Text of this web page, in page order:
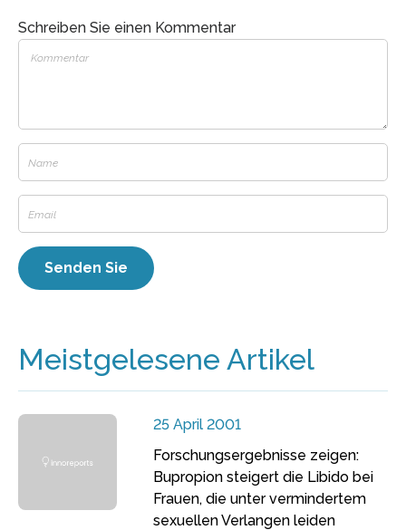
Schreiben Sie einen Kommentar
Meistgelesene Artikel
25 April 2001
Forschungsergebnisse zeigen:
Bupropion steigert die Libido bei
Frauen, die unter vermindertem
sexuellen Verlangen leiden